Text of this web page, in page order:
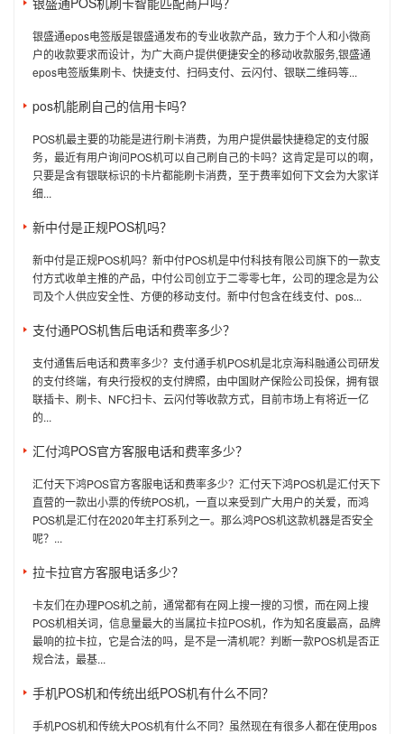
银盛通epos电签版是银盛通发布的专业收款产品，致力于个人和小微商
户的收款要求而设计，为广大商户提供便捷安全的移动收款服务,银盛通
epos电签版集刷卡、快捷支付、扫码支付、云闪付、银联二维码等...
pos机能刷自己的信用卡吗?
POS机最主要的功能是进行刷卡消费，为用户提供最快捷稳定的支付服
务，最近有用户询问POS机可以自己刷自己的卡吗？这肯定是可以的啊，
只要是含有银联标识的卡片都能刷卡消费，至于费率如何下文会为大家详
细...
新中付是正规POS机吗？
新中付是正规POS机吗？新中付POS机是中付科技有限公司旗下的一款支
付方式收单主推的产品，中付公司创立于二零零七年，公司的理念是为公
司及个人供应安全性、方便的移动支付。新中付包含在线支付、pos...
支付通POS机售后电话和费率多少？
支付通售后电话和费率多少？支付通手机POS机是北京海科融通公司研发
的支付终端，有央行授权的支付牌照，由中国财产保险公司投保，拥有银
联插卡、刷卡、NFC扫卡、云闪付等收款方式，目前市场上有将近一亿
的...
汇付鸿POS官方客服电话和费率多少？
汇付天下鸿POS官方客服电话和费率多少？汇付天下鸿POS机是汇付天下
直营的一款出小票的传统POS机，一直以来受到广大用户的关爱，而鸿
POS机是汇付在2020年主打系列之一。那么鸿POS机这款机器是否安全
呢？...
拉卡拉官方客服电话多少？
卡友们在办理POS机之前，通常都有在网上搜一搜的习惯，而在网上搜
POS机相关词，信息量最大的当属拉卡拉POS机，作为知名度最高，品牌
最响的拉卡拉，它是合法的吗，是不是一清机呢？判断一款POS机是否正
规合法，最基...
手机POS机和传统出纸POS机有什么不同？
手机POS机和传统大POS机有什么不同？虽然现在有很多人都在使用pos